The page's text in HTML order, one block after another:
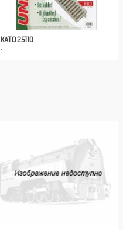
KATO 25110